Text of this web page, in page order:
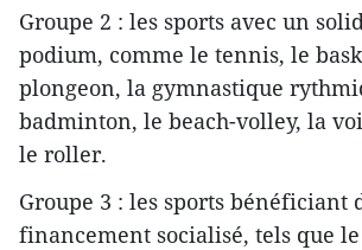
Groupe 2 : les sports avec un
podium, comme le tennis, le
plongeon, la gymnastique
badminton, le beach-volley, la
le roller.
Groupe 3 : les sports bénéficiant
financement socialisé, tels que